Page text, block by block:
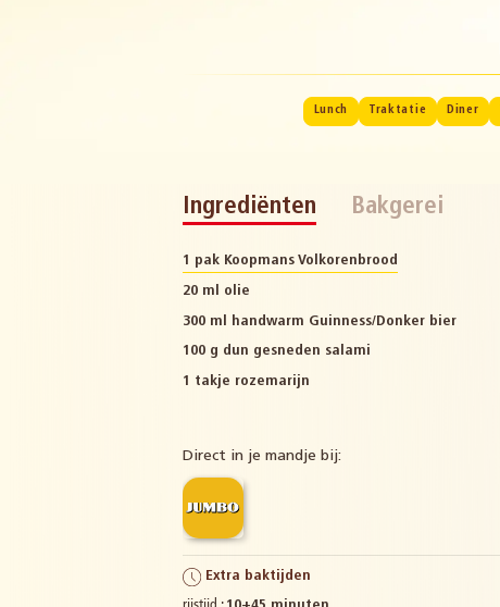
Lunch Traktatie Diner
Ingrediënten Bakgerei
1 pak Koopmans Volkorenbrood
20 ml olie
300 ml handwarm Guinness/Donker bier
100 g dun gesneden salami
1 takje rozemarijn
Direct in je mandje bij:
Extra baktijden